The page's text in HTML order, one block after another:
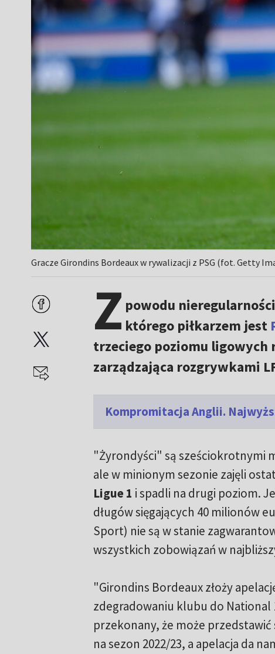
Gracze Girondins Bordeaux w rywalizacji z PSG (fot. Getty
Z powodu
którego piłkarzem jest
trzeciego poziomu ligowych
zarządzająca rozgrywkami
Kompromitacja Anglii.
"Żyrondyści" są sześciokrotnymi
ale w minionym sezonie zajęli
Ligue 1 i spadli na drugi poziom.
długów sięgających 40 milionów
Sport) nie są w stanie
wszystkich zobowiązań w
"Girondins Bordeaux złoży
zdegradowaniu klubu do National
przekonany, że może
na sezon 2022/23, a apelacja da